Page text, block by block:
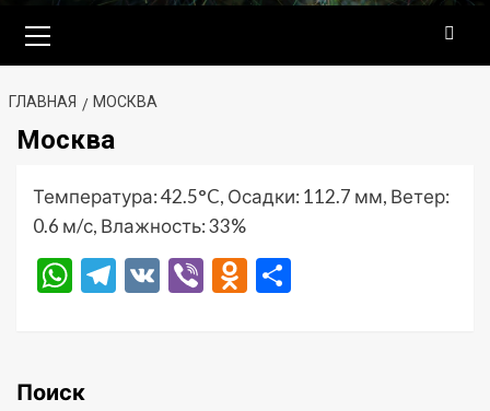
меню
ГЛАВНАЯ МОСКВА
Москва
Температура: 42.5°C, Осадки: 112.7 мм, Ветер:
0.6 м/с, Влажность: 33%
WhatsApp
Telegram
VK ViberOdnoklassniki
Поиск